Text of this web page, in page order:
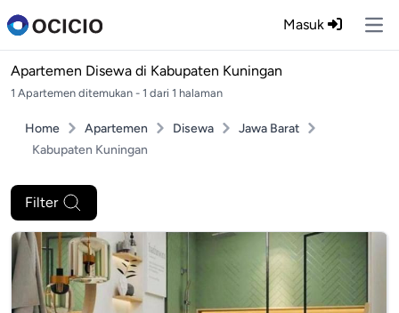
Masuk
Apartemen Disewa di Kabupaten Kuningan
1 Apartemen ditemukan - 1 dari 1 halaman
Home Apartemen Disewa
Jawa Barat
Kabupaten Kuningan
Filter